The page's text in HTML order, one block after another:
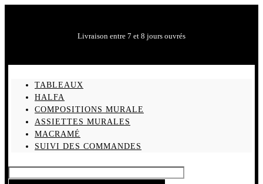
Livraison entre 7 et 8 jours ouvrés
TABLEAUX
HALFA
COMPOSITIONS MURALE
ASSIETTES MURALES
MACRAMÉ
SUIVI DES COMMANDES